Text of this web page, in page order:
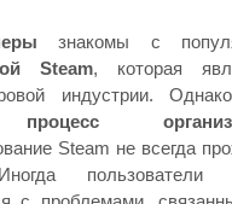
знакомы с
Steam, которая
индустрии.
процесс
Steam не всегда
пользователи